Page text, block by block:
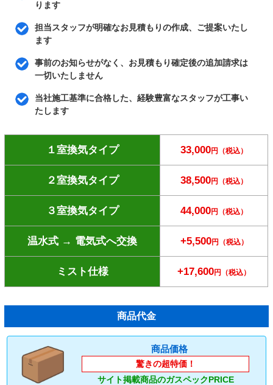
ります
担当スタッフが明確なお見積もりの作成、ご提案いたし
ます
事前のお知らせがなく、お見積もり確定後の追加請求は
一切いたしません
当社施工基準に合格した、経験豊富なスタッフが工事い
たします
１室換気タイプ 33,000円（税込）
２室換気タイプ 38,500円（税込）
３室換気タイプ 44,000円（税込）
温水式 → 電気式へ交換 +5,500円（税込）
ミスト仕様 +17,600円（税込）
商品代金
商品価格
驚きの超特価！
サイト掲載商品のガスペックPRICE